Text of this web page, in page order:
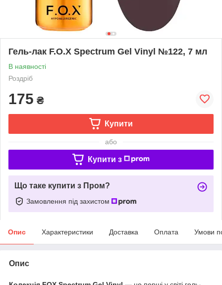
Гель-лак F.O.X Spectrum Gel Vinyl №122, 7 мл
В наявності
Роздріб
175 ₴
Купити
або
Купити з
Що таке купити з Пром?
Замовлення під захистом
Опис Характеристики Доставка Оплата Умови
Опис